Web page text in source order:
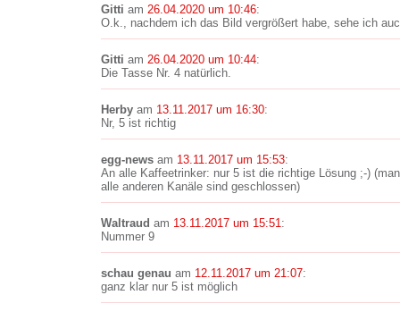
Gitti am 26.04.2020 um 10:46:
O.k., nachdem ich das Bild vergrößert habe, sehe ich
Gitti am 26.04.2020 um 10:44:
Die Tasse Nr. 4 natürlich.
Herby am 13.11.2017 um 16:30:
Nr, 5 ist richtig
egg-news am 13.11.2017 um 15:53:
An alle Kaffeetrinker: nur 5 ist die richtige Lösung ;-)
alle anderen Kanäle sind geschlossen)
Waltraud am 13.11.2017 um 15:51:
Nummer 9
schau genau am 12.11.2017 um 21:07:
ganz klar nur 5 ist möglich